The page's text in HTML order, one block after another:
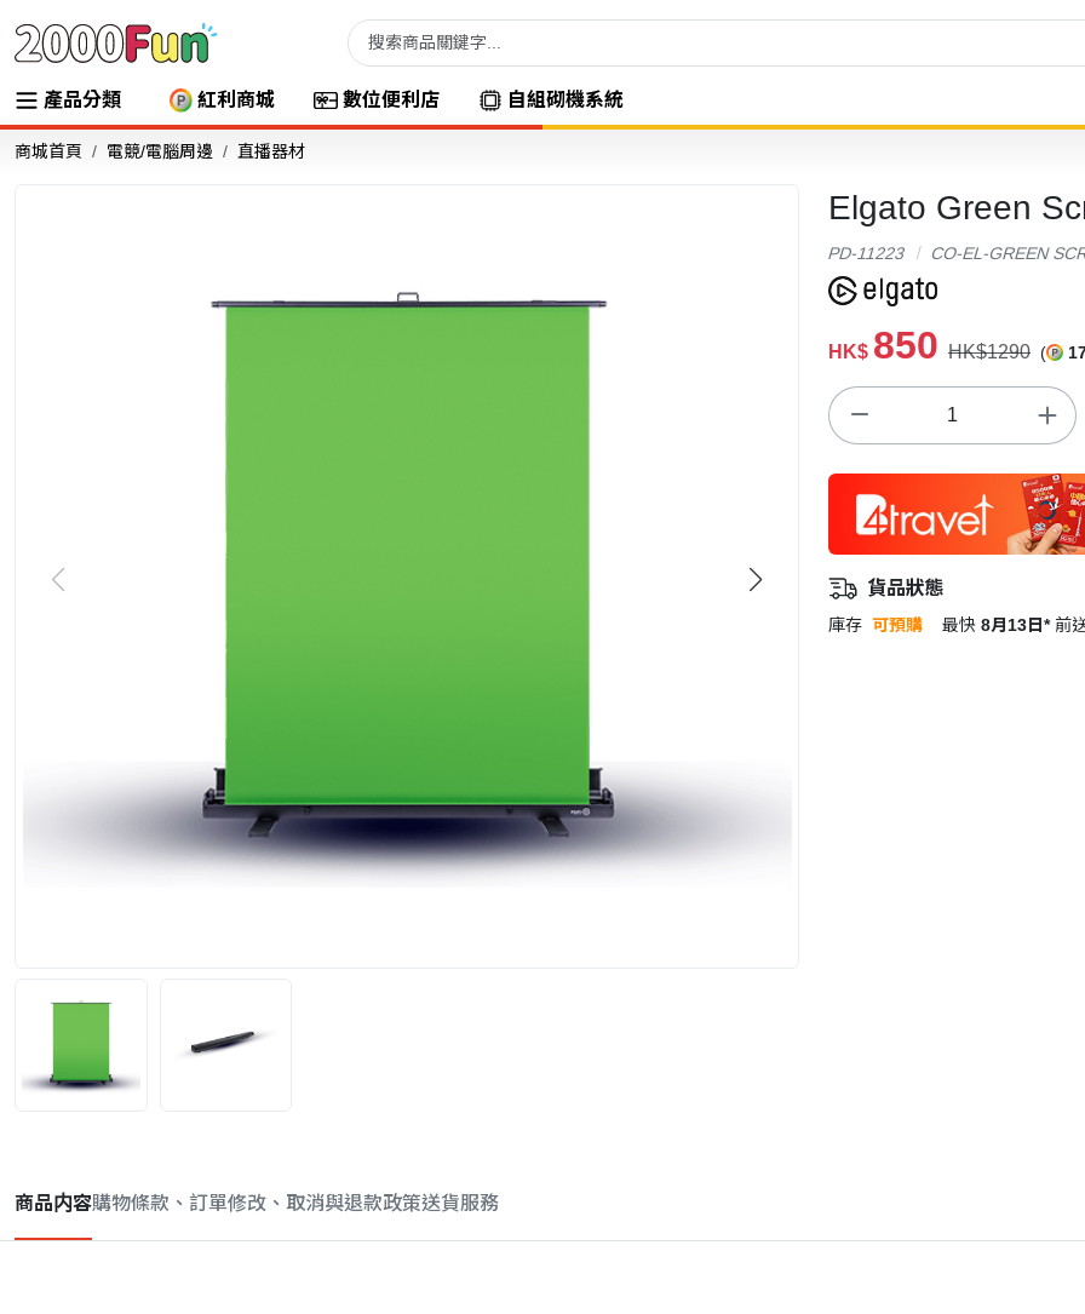
產品分類 紅利商城 數位便利店 自組砌機系統
商城首頁 電競/電腦周邊 直播器材
Elgato Green
PD-11223 CO-EL-GREEN
HK$ 850 HK$1290 (
貨品狀態
庫存 可預購 最快 8月13日* 前
商品内容購物條款、訂單修改、取消與退款政策送貨服務